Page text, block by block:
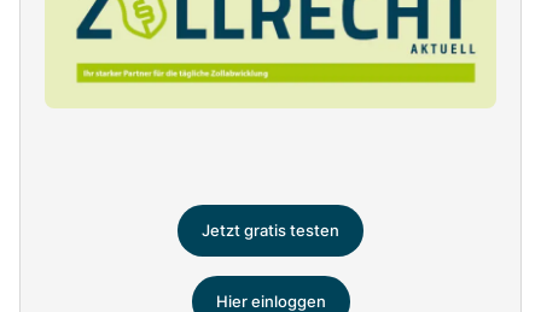
Jetzt gratis testen
Hier einloggen